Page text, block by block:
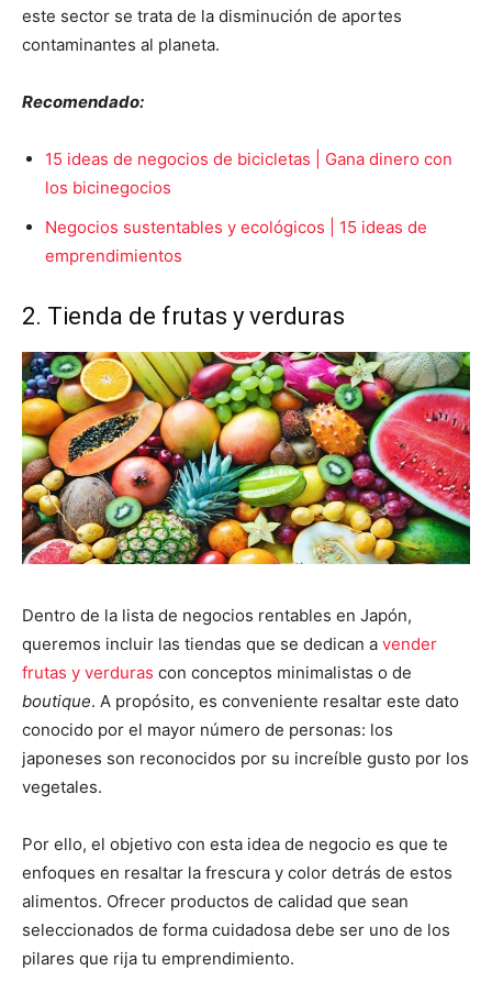
este sector se trata de la disminución de aportes
contaminantes al planeta.
Recomendado:
15 ideas de negocios de bicicletas | Gana dinero con
los bicinegocios
Negocios sustentables y ecológicos | 15 ideas de
emprendimientos
2. Tienda de frutas y verduras
Dentro de la lista de negocios rentables en Japón,
queremos incluir las tiendas que se dedican a vender
frutas y verduras con conceptos minimalistas o de
boutique. A propósito, es conveniente resaltar este dato
conocido por el mayor número de personas: los
japoneses son reconocidos por su increíble gusto por los
vegetales.
Por ello, el objetivo con esta idea de negocio es que te
enfoques en resaltar la frescura y color detrás de estos
alimentos. Ofrecer productos de calidad que sean
seleccionados de forma cuidadosa debe ser uno de los
pilares que rija tu emprendimiento.